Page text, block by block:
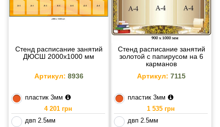
Стенд расписание занятий
ДЮСШ 2000х1000 мм
Артикул: 8936
пластик 3мм
4 201 грн
двп 2.5мм
Стенд расписание занятий
золотой с папирусом на 6
карманов
Артикул: 7115
пластик 3мм
1 535 грн
двп 2.5мм